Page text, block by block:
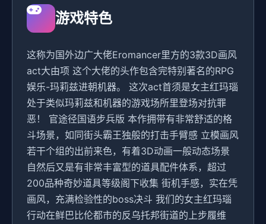
游戏特色
这称为国外边广大佬Eromancer里方的3款3D画风
act大由项 这个大佬的头作包含完特别著名的RPG
娱乐-玛莉兹进朝机器。 这次act首须是女主红玛瑙
处于类似玛莉兹和机器的游戏场所里登场对抗罪
恶！ 官途径国语步兵版 本作拥带有非常舒适的格
斗场景，如同街头霸王独般的打击手臂感 立模画风
若干个组的出前来色，有着3D动画一般动态场景
自然后又是有非常丰富型的道具配件体系，超过
200品种奇妙道具等级阁下收集 街机手感，实在凭
画风，充满检验性的boss决斗 我们的女主红玛瑙
行动在鲜巴比伦都市的反乌托邦街道的上步履维